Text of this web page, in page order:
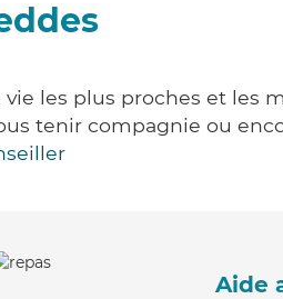
les plus proches et les
tenir compagnie ou
Aide